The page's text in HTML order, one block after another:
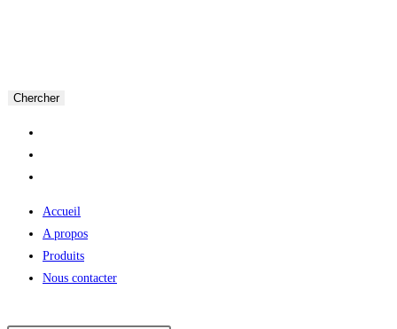
Chercher
Accueil
A propos
Produits
Nous contacter